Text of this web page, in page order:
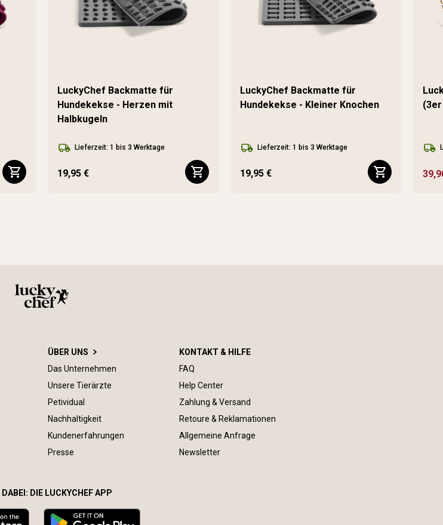
LuckyChef Backmatte für
Hundekekse - Herzen mit
Halbkugeln
Lieferzeit: 1 bis 3 Werktage
19,95 €
LuckyChef Backmatte für
Hundekekse - Kleiner Knochen
Lieferzeit: 1 bis 3 Werktage
19,95 €
ÜBER UNS
Das Unternehmen
Unsere Tierärzte
Petividual
Nachhaltigkeit
Kundenerfahrungen
Presse
KONTAKT & HILFE
FAQ
Help Center
Zahlung & Versand
Retoure & Reklamationen
Allgemeine Anfrage
Newsletter
DABEI: DIE LUCKYCHEF APP